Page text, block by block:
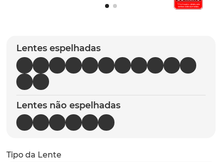
Lentes espelhadas
Lentes não espelhadas
Tipo da Lente